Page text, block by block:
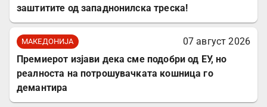
заштитите од западнонилска треска!
МАКЕДОНИЈА
07 август 2026
Премиерот изјави дека сме подобри од ЕУ, но
реалноста на потрошувачката кошница го
демантира